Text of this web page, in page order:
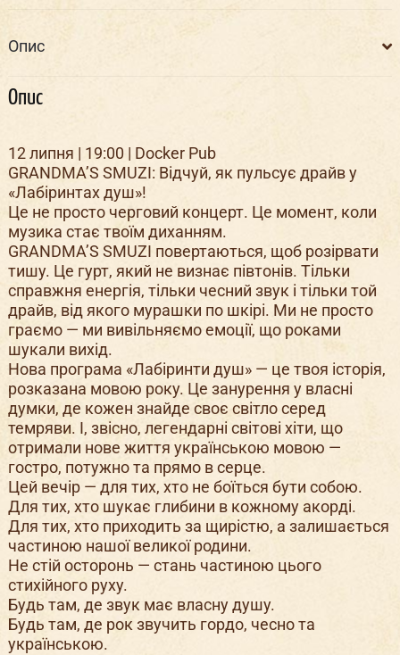
Опис
Опис
12 липня | 19:00 | Docker Pub
GRANDMA’S SMUZI: Відчуй, як пульсує драйв у
«Лабіринтах душ»!
Це не просто черговий концерт. Це момент, коли
музика стає твоїм диханням.
GRANDMA’S SMUZI повертаються, щоб розірвати
тишу. Це гурт, який не визнає півтонів. Тільки
справжня енергія, тільки чесний звук і тільки той
драйв, від якого мурашки по шкірі. Ми не просто
граємо — ми вивільняємо емоції, що роками
шукали вихід.
Нова програма «Лабіринти душ» — це твоя історія,
розказана мовою року. Це занурення у власні
думки, де кожен знайде своє світло серед
темряви. І, звісно, легендарні світові хіти, що
отримали нове життя українською мовою —
гостро, потужно та прямо в серце.
Цей вечір — для тих, хто не боїться бути собою.
Для тих, хто шукає глибини в кожному акорді.
Для тих, хто приходить за щирістю, а залишається
частиною нашої великої родини.
Не стій осторонь — стань частиною цього
стихійного руху.
Будь там, де звук має власну душу.
Будь там, де рок звучить гордо, чесно та
українською.